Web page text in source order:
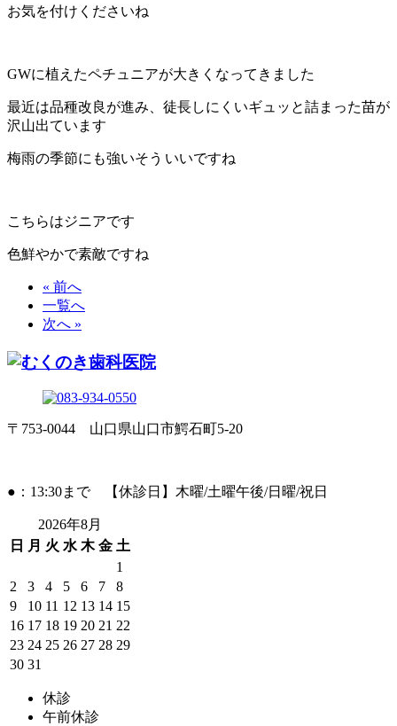
お気を付けくださいね
GWに植えたペチュニアが大きくなってきました
最近は品種改良が進み、徒長しにくいギュッと詰まった苗が
沢山出ています
梅雨の季節にも強いそう いいですね
こちらはジニアです
色鮮やかで素敵ですね
« 前へ
一覧へ
次へ »
〒753-0044 山口県山口市鰐石町5-20
●：13:30まで 【休診日】木曜/土曜午後/日曜/祝日
2026年8月
日
月 火 水 木 金 土
1
2
3 4 5 6 7
8
9
10 11 12 13 14 15
16 17 18 19 20 21 22
23 24 25 26 27 28 29
30 31
休診
午前休診